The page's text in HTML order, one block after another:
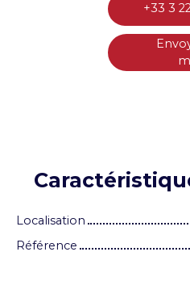
+33 3
Localisation
Référence